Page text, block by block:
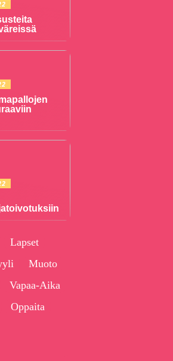
Lapset
Muoto
Vapaa-Aika
Oppaita